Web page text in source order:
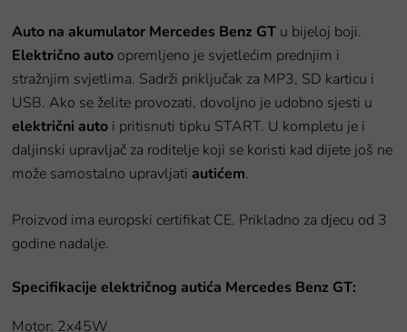
Auto na akumulator Mercedes Benz GT u bijeloj boji.
Električnoauto opremljeno je svjetlećim prednjim i
stražnjim svjetlima. Sadrži priključak za MP3, SD karticu i
USB. Ako se želite provozati, dovoljno je udobno sjesti u
električni auto i pritisnuti tipku START. U kompletu je i
daljinski upravljač za roditelje koji se koristi kad dijete još ne
može samostalno upravljati autićem.
Proizvod ima europski certifikat CE. Prikladno za djecu od 3
godine nadalje.
Specifikacije električnog autića Mercedes Benz GT:
Motor: 2x45W